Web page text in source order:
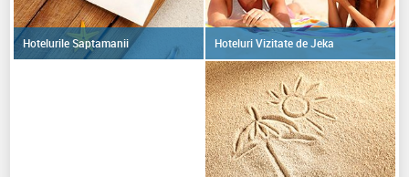
Hotelurile Saptamanii Hoteluri Vizitate de Jeka